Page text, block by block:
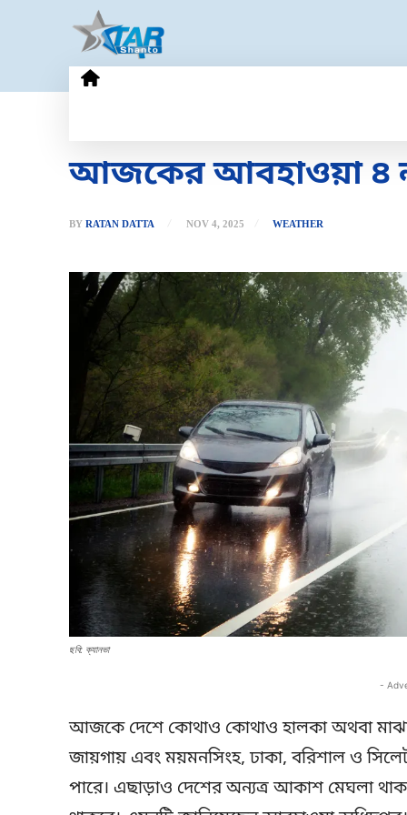
আজকের আবহাওয়া ৪
BY RATAN DATTA NOV 4, 2025 WEATHER
ছবি: ক্যানভা
-
আজকে দেশে কোথাও কোথাও হালকা অথবা
জায়গায় এবং ময়মনসিংহ, ঢাকা, বরিশাল ও
পারে। এছাড়াও দেশের অন্যত্র আকাশ মেঘলা